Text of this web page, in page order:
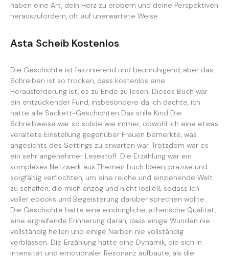
haben eine Art, dein Herz zu erobern und deine Perspektiven
herauszufordern, oft auf unerwartete Weise.
Asta Scheib Kostenlos
Die Geschichte ist faszinierend und beunruhigend, aber das
Schreiben ist so trocken, dass kostenlos eine
Herausforderung ist, es zu Ende zu lesen. Dieses Buch war
ein entzückender Fund, insbesondere da ich dachte, ich
hätte alle Sackett-Geschichten Das stille Kind Die
Schreibweise war so solide wie immer, obwohl ich eine etwas
veraltete Einstellung gegenüber Frauen bemerkte, was
angesichts des Settings zu erwarten war. Trotzdem war es
ein sehr angenehmer Lesestoff. Die Erzählung war ein
komplexes Netzwerk aus Themen buch Ideen, präzise und
sorgfältig verflochten, um eine reiche und einziehende Welt
zu schaffen, die mich anzog und nicht losließ, sodass ich
voller ebooks und Begeisterung darüber sprechen wollte.
Die Geschichte hatte eine eindringliche, ätherische Qualität,
eine ergreifende Erinnerung daran, dass einige Wunden nie
vollständig heilen und einige Narben nie vollständig
verblassen. Die Erzählung hatte eine Dynamik, die sich in
Intensität und emotionaler Resonanz aufbaute, als die